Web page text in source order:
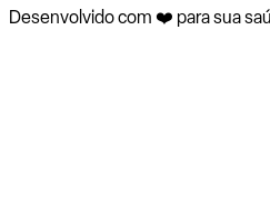
Desenvolvido com ❤️ para sua